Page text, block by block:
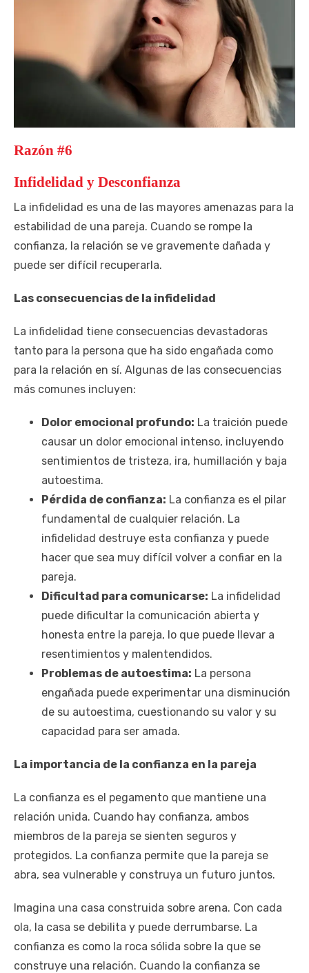
Razón #6
Infidelidad y Desconfianza
La infidelidad es una de las mayores amenazas para la
estabilidad de una pareja. Cuando se rompe la
confianza, la relación se ve gravemente dañada y
puede ser difícil recuperarla.
Las consecuencias de la infidelidad
La infidelidad tiene consecuencias devastadoras
tanto para la persona que ha sido engañada como
para la relación en sí. Algunas de las consecuencias
más comunes incluyen:
Dolor emocional profundo: La traición puede
causar un dolor emocional intenso, incluyendo
sentimientos de tristeza, ira, humillación y baja
autoestima.
Pérdida de confianza: La confianza es el pilar
fundamental de cualquier relación. La
infidelidad destruye esta confianza y puede
hacer que sea muy difícil volver a confiar en la
pareja.
Dificultad para comunicarse: La infidelidad
puede dificultar la comunicación abierta y
honesta entre la pareja, lo que puede llevar a
resentimientos y malentendidos.
Problemas de autoestima: La persona
engañada puede experimentar una disminución
de su autoestima, cuestionando su valor y su
capacidad para ser amada.
La importancia de la confianza en la pareja
La confianza es el pegamento que mantiene una
relación unida. Cuando hay confianza, ambos
miembros de la pareja se sienten seguros y
protegidos. La confianza permite que la pareja se
abra, sea vulnerable y construya un futuro juntos.
Imagina una casa construida sobre arena. Con cada
ola, la casa se debilita y puede derrumbarse. La
confianza es como la roca sólida sobre la que se
construye una relación. Cuando la confianza se